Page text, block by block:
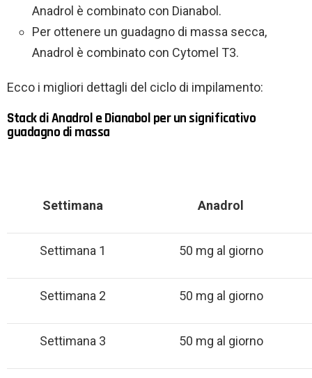
Anadrol è combinato con Dianabol.
Per ottenere un guadagno di massa secca,
Anadrol è combinato con Cytomel T3.
Ecco i migliori dettagli del ciclo di impilamento:
Stack di Anadrol e Dianabol per un significativo
guadagno di massa
Settimana Anadrol
Settimana 1 50 mg al giorno
Settimana 2 50 mg al giorno
Settimana 3 50 mg al giorno